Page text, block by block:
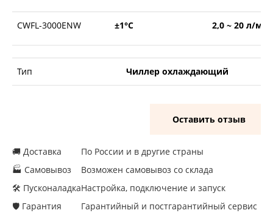
CWFL-3000ENW ±1°С 2,0 ~ 20 л/
Тип Чиллер охлаждающий
Оставить отзыв
🚚 Доставка
🏭 Самовывоз
🛠 Пусконаладка
🛡 Гарантия
По России и в другие страны
Возможен самовывоз со склада
Настройка, подключение и запуск
Гарантийный и постгарантийный сервис